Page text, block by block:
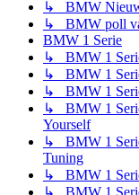
↳ BMW
↳ BMW poll
BMW 1 Serie
↳ BMW 1
↳ BMW 1
↳ BMW 1
↳ BMW 1
Yourself
↳ BMW 1
Tuning
↳ BMW 1
↳ BMW 1